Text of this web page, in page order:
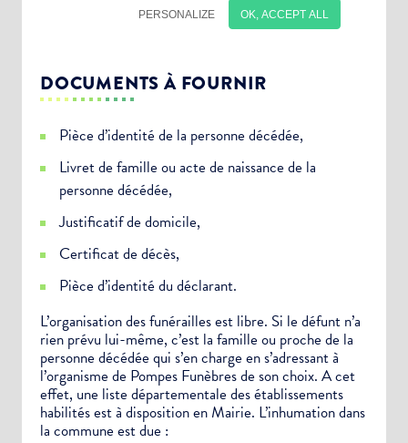
DOCUMENTS À FOURNIR
Pièce d’identité de la personne décédée,
Livret de famille ou acte de naissance de la
personne décédée,
Justificatif de domicile,
Certificat de décès,
Pièce d’identité du déclarant.
L’organisation des funérailles est libre. Si le défunt n’a
rien prévu lui-même, c’est la famille ou proche de la
personne décédée qui s’en charge en s’adressant à
l’organisme de Pompes Funèbres de son choix. A cet
effet, une liste départementale des établissements
habilités est à disposition en Mairie. L’inhumation dans
la commune est due :
Choisissez votre abonnement :
Alertes Mail
Newsletter Culture
Newsletter Sport et Vie associative